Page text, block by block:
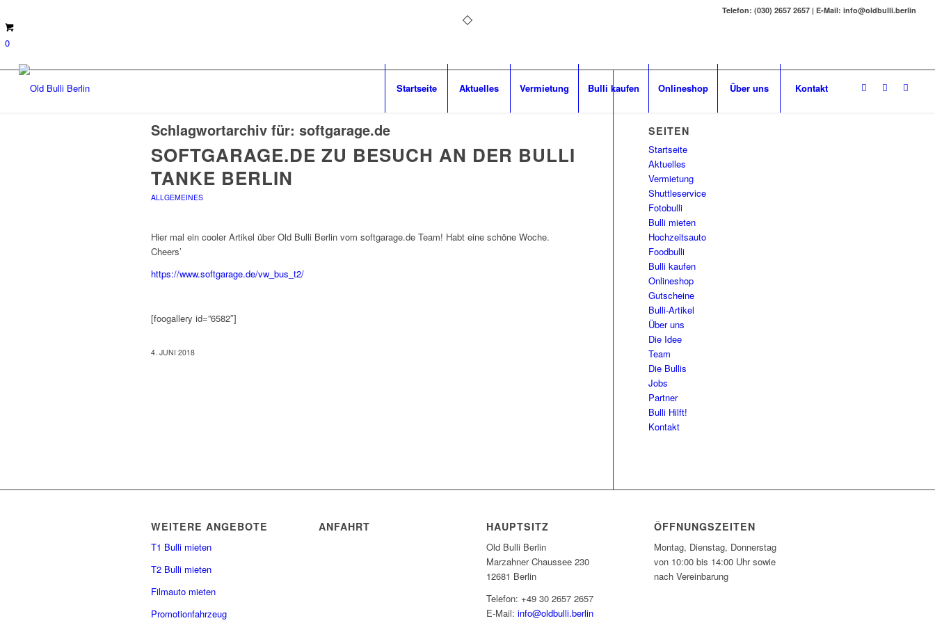
Telefon: (030) 2657 2657 | E-Mail: info@oldbulli.berlin
0
Startseite Aktuelles Vermietung Bulli kaufen Onlineshop Über uns Kontakt
Schlagwortarchiv für: softgarage.de
SOFTGARAGE.DE ZU BESUCH AN DER BULLI
TANKE BERLIN
ALLGEMEINES
Hier mal ein cooler Artikel über Old Bulli Berlin vom softgarage.de Team! Habt eine schöne Woche.
Cheers’
https://www.softgarage.de/vw_bus_t2/
[foogallery id=”6582″]
4. JUNI 2018
SEITEN
Startseite
Aktuelles
Vermietung
Shuttleservice
Fotobulli
Bulli mieten
Hochzeitsauto
Foodbulli
Bulli kaufen
Onlineshop
Gutscheine
Bulli-Artikel
Über uns
Die Idee
Team
Die Bullis
Jobs
Partner
Bulli Hilft!
Kontakt
WEITERE ANGEBOTE
T1 Bulli mieten
T2 Bulli mieten
Filmauto mieten
Promotionfahrzeug
ANFAHRT HAUPTSITZ
Old Bulli Berlin
Marzahner Chaussee 230
12681 Berlin
Telefon: +49 30 2657 2657
E-Mail:info@oldbulli.berlin
ÖFFNUNGSZEITEN
Montag, Dienstag, Donnerstag
von 10:00 bis 14:00 Uhr sowie
nach Vereinbarung